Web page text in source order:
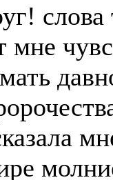
слова
мне